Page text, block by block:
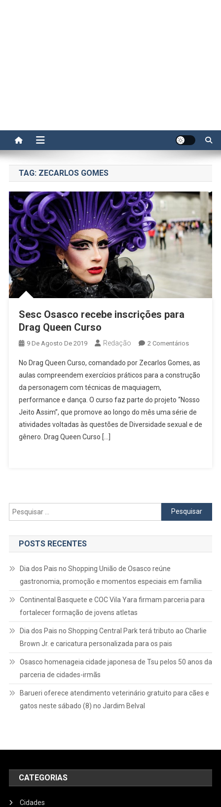
TAG: ZECARLOS GOMES
Sesc Osasco recebe inscrições para
Drag Queen Curso
9 De Agosto De 2019 Redação 2 ComentáriosEm
Osasco
Recebe
Para
Drag
Queen
No Drag Queen Curso, comandado por Zecarlos Gomes, as
aulas compreendem exercícios práticos para a construção
da personagem com técnicas de maquiagem,
performance e dança. O curso faz parte do projeto “Nosso
Jeito Assim”, que promove ao longo do mês uma série de
atividades voltadas às questões de Diversidade sexual e de
gênero. Drag Queen Curso […]
Pesquisar
por:
POSTS RECENTES
Dia dos Pais no Shopping União de Osasco reúne
gastronomia, promoção e momentos especiais em família
Continental Basquete e COC Vila Yara firmam parceria para
fortalecer formação de jovens atletas
Dia dos Pais no Shopping Central Park terá tributo ao Charlie
Brown Jr. e caricatura personalizada para os pais
Osasco homenageia cidade japonesa de Tsu pelos 50 anos da
parceria de cidades-irmãs
Barueri oferece atendimento veterinário gratuito para cães e
gatos neste sábado (8) no Jardim Belval
CATEGORIAS
Cidades